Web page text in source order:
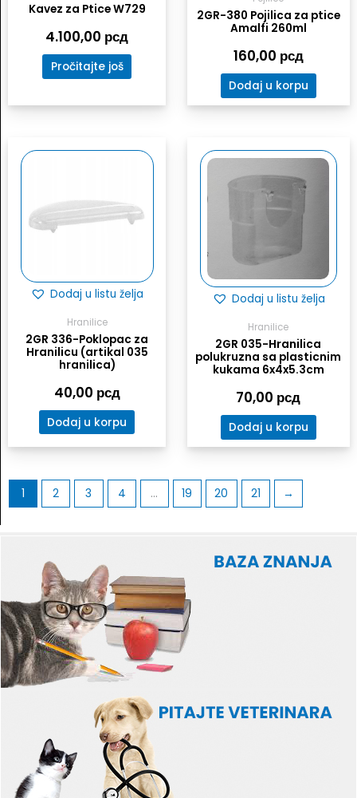
Kavez za Ptice W729
4.100,00 рсд
Pročitajte još
2GR-380 Pojilica za ptice
Amalfi 260ml
160,00 рсд
Dodaj u korpu
Dodaj u listu želja
Hranilice
2GR 336-Poklopac za
Hranilicu (artikal 035
hranilica)
40,00 рсд
Dodaj u korpu
Dodaj u listu želja
Hranilice
2GR 035-Hranilica
polukruzna sa plasticnim
kukama 6x4x5.3cm
70,00 рсд
Dodaj u korpu
1 2 3 4 … 19 20 21 →